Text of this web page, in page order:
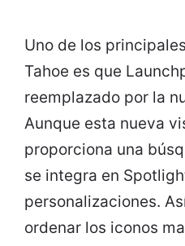
Uno de los
Tahoe es que
reemplazado por la
Aunque esta nueva
proporciona una
se integra en
personalizaciones.
ordenar los iconos